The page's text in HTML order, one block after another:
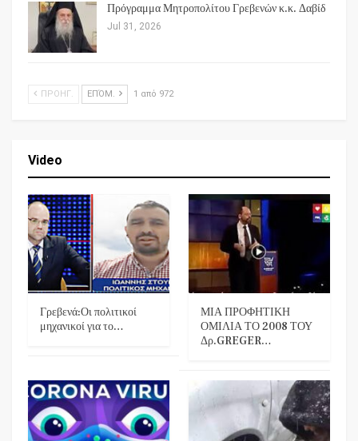
Πρόγραμμα Μητροπολίτου Γρεβενών κ.κ. Δαβίδ
Jul 31, 2026
ΠΡΟΗΓ. ΕΠΌΜ. 1 από 972
Video
Γρεβενά:Οι πολιτικοί
μηχανικοί για το…
ΜΙΑ ΠΡΟΦΗΤΙΚΗ
ΟΜΙΛΙΑ ΤΟ 2008 ΤΟΥ
Δρ.GREGER…